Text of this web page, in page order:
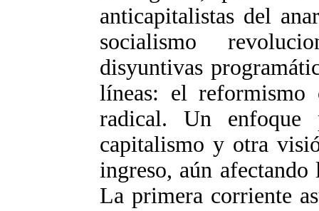
anticapitalistas del
socialismo
disyuntivas
líneas: el reformismo
radical. Un enfoque
capitalismo y otra
ingreso, aún
La primera corriente